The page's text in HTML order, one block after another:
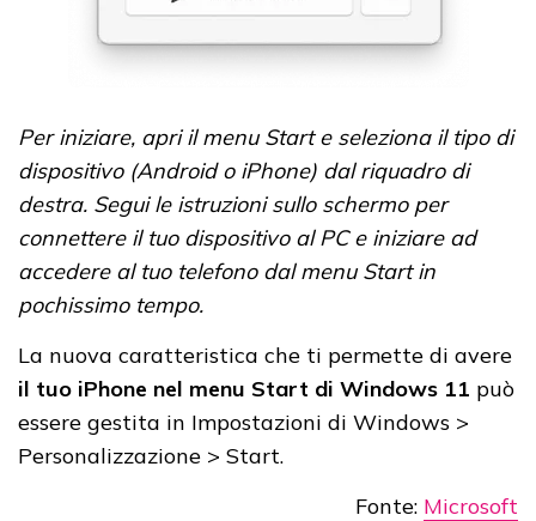
Per iniziare, apri il menu Start e seleziona il tipo di
dispositivo (Android o iPhone) dal riquadro di
destra. Segui le istruzioni sullo schermo per
connettere il tuo dispositivo al PC e iniziare ad
accedere al tuo telefono dal menu Start in
pochissimo tempo.
La nuova caratteristica che ti permette di avere
il tuo iPhone nel menu Start di Windows 11 può
essere gestita in Impostazioni di Windows >
Personalizzazione > Start.
Fonte: Microsoft